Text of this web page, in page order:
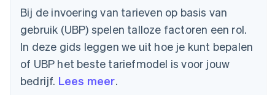
Bij de invoering van tarieven op basis van
gebruik (UBP) spelen talloze factoren een rol.
In deze gids leggen we uit hoe je kunt bepalen
of UBP het beste tariefmodel is voor jouw
bedrijf. Lees meer.